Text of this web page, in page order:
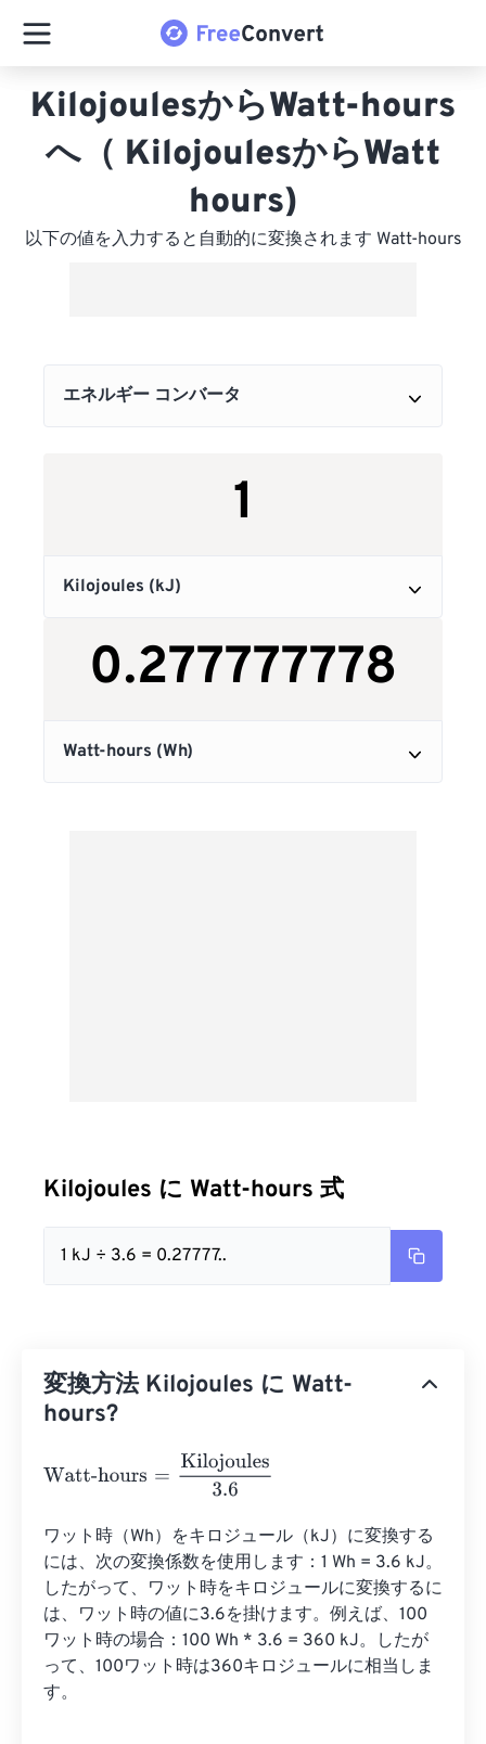
KilojoulesからWatt-hours
へ（ KilojoulesからWatt
hours)
以下の値を入力すると自動的に変換されます Watt-hours
Kilojoules に Watt-hours 式
1 kJ ÷ 3.6 = 0.27777..
変換方法 Kilojoules に Watt-
hours?
Watt-hours Kilojoules3.6
ワット時（Wh）をキロジュール（kJ）に変換する
には、次の変換係数を使用します：1 Wh = 3.6 kJ。
したがって、ワット時をキロジュールに変換するに
は、ワット時の値に3.6を掛けます。例えば、100
ワット時の場合：100 Wh * 3.6 = 360 kJ。したが
って、100ワット時は360キロジュールに相当しま
す。